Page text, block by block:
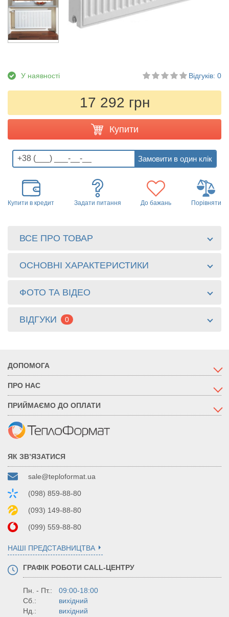
У наявності Відгуків: 0
17 292 грн
Купити
Купити в кредит Задати питання До бажань Порівняти
ВСЕ ПРО ТОВАР
ОСНОВНІ ХАРАКТЕРИСТИКИ
ФОТО ТА ВІДЕО
ВІДГУКИ 0
ДОПОМОГА
ПРО НАС
ПРИЙМАЄМО ДО ОПЛАТИ
ЯК ЗВ’ЯЗАТИСЯ
sale@teploformat.ua
(098) 859-88-80
(093) 149-88-80
(099) 559-88-80
НАШІ ПРЕДСТАВНИЦТВА
ГРАФІК РОБОТИ CALL-ЦЕНТРУ
Пн. - Пт.:
09:00-18:00
Сб.:
вихідний
Нд.:
вихідний